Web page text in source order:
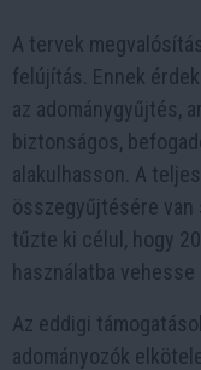
A tervek
felújítás. Ennek
az adománygyűjtés,
biztonságos,
alakulhasson. A
összegyűjtésére van
tűzte ki célul, hogy
használatba
Az eddigi
adományozók